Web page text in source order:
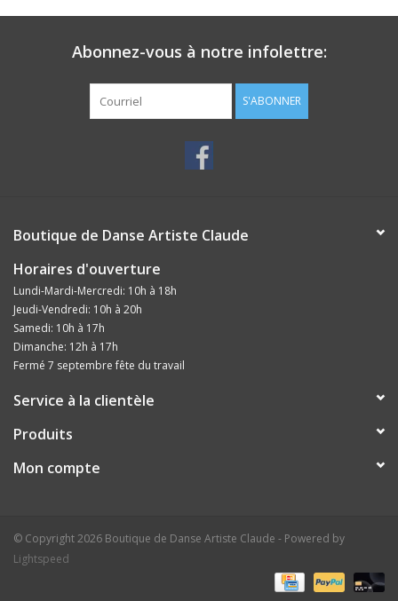
Abonnez-vous à notre infolettre:
S'ABONNER
Boutique de Danse Artiste Claude
Horaires d'ouverture
Lundi-Mardi-Mercredi: 10h à 18h
Jeudi-Vendredi: 10h à 20h
Samedi: 10h à 17h
Dimanche: 12h à 17h
Fermé 7 septembre fête du travail
Service à la clientèle
Produits
Mon compte
© Copyright 2026 Boutique de Danse Artiste Claude - Powered by
Lightspeed